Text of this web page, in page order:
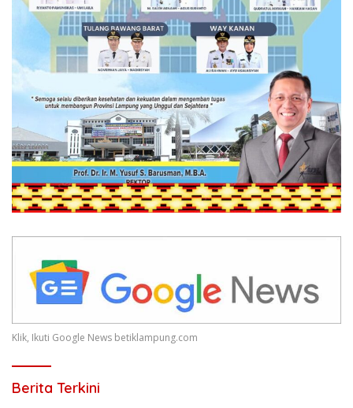
Klik, Ikuti Google News betiklampung.com
Berita Terkini